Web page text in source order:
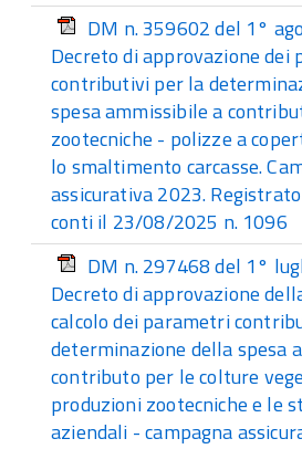
DM n. 359602 del 1°
Decreto di approvazione dei
contributivi per la
spesa ammissibile a
zootecniche - polizze a
lo smaltimento carcasse.
assicurativa 2023.
conti il 23/08/2025 n. 1096
DM n. 297468 del 1°
Decreto di approvazione
calcolo dei parametri
determinazione della spesa
contributo per le colture
produzioni zootecniche e le
aziendali - campagna